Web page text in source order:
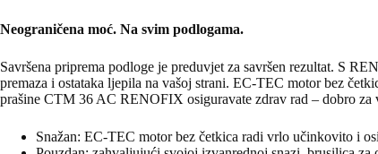
Neograničena moć. Na svim podlogama.
Savršena priprema podloge je preduvjet za savršen rezultat. S
premaza i ostataka ljepila na vašoj strani. EC-TEC motor bez
prašine CTM 36 AC RENOFIX osiguravate zdrav rad – dobro za
Snažan: EC-TEC motor bez četkica radi vrlo učinkovito i